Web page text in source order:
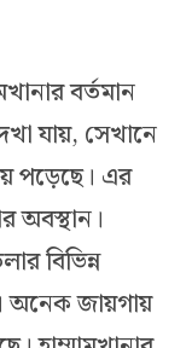
বর্তমান
যায়, সেখানে
পড়েছে। এর
অবস্থান।
বিভিন্ন
অনেক জায়গায়